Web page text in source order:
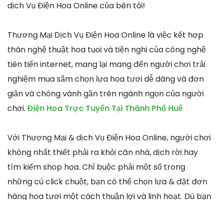
dịch Vụ Điện Hoa Online của bên tôi!
Thương Mại Dịch Vụ Điện Hoa Online là việc kết hợp
thân nghệ thuật hoa tuoi và tiện nghi của công nghệ
tiên tiến internet, mang lại mang đến người chơi trải
nghiệm mua sắm chọn lựa hoa tươi dễ dàng và đơn
giản và chóng vánh gần trên ngành ngọn của người
chơi. Điện Hoa Trực Tuyến Tại Thành Phố Huế
Với Thương Mại & dịch Vụ Điện Hoa Online, người chơi
không nhất thiết phải ra khỏi căn nhà, dịch rời hay
tìm kiếm shop hoa. Chỉ buộc phải một số trong
những cú click chuột, bạn có thể chọn lựa & đặt đơn
hàng hoa tươi một cách thuận lợi và linh hoạt. Dù bạn